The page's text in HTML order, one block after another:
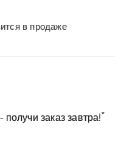
в продаже
- получи заказ завтра!*